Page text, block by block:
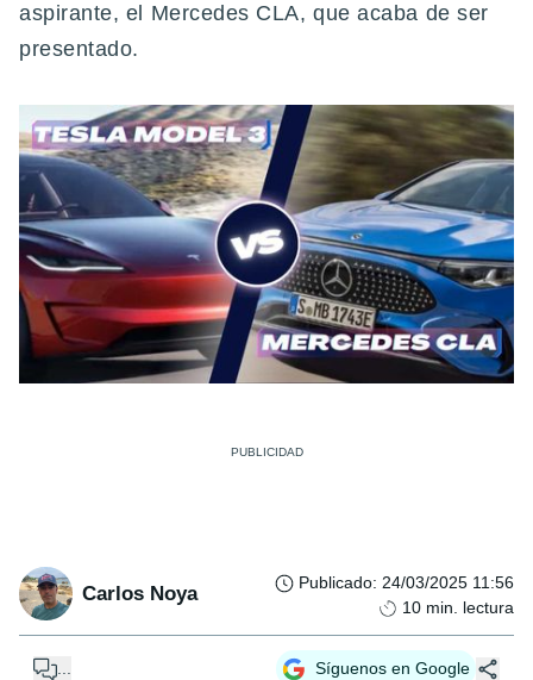
aspirante, el Mercedes CLA, que acaba de ser
presentado.
Carlos Noya Publicado: 24/03/2025 11:56
10 min. lectura
... Síguenos en Google